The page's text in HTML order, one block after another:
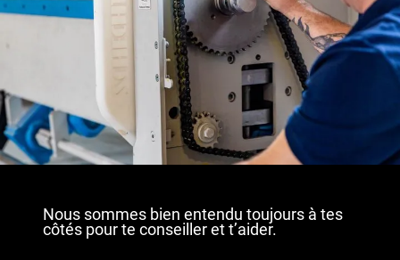
Nous sommes bien entendu toujours à tes
côtés pour te conseiller et t’aider.